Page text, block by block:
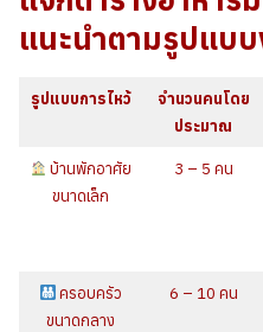
แนะนำตามรูปแบ
รูปแบบการไหว้
จำนวนคนโดย
ประมาณ
บ้านพักอาศัย
ขนาดเล็ก
3 – 5 คน
ครอบครัว
ขนาดกลาง
6 – 10 คน